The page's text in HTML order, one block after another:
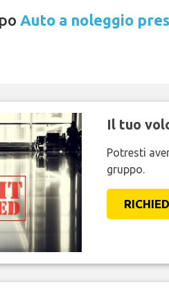
Auto a noleggio
Il tuo
Potresti
gruppo.